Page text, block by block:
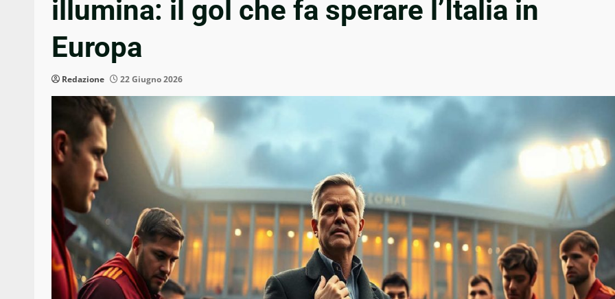
illumina: il gol che fa sperare l’Italia in
Europa
Redazione 22 Giugno 2026